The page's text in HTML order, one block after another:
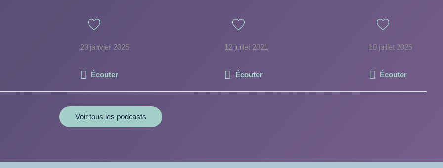
23 janvier 2025
Écouter
12 juillet 2021
Écouter
10 juillet 2025
Écouter
Voir tous les podcasts